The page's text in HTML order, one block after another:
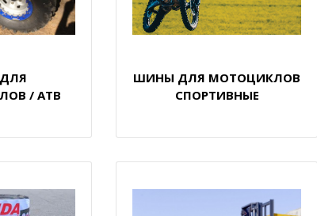
/ АТВ
ШИНЫ ДЛЯ МОТОЦИКЛОВ
СПОРТИВНЫЕ